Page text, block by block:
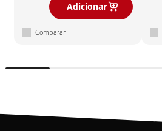
Adicionar
Comparar